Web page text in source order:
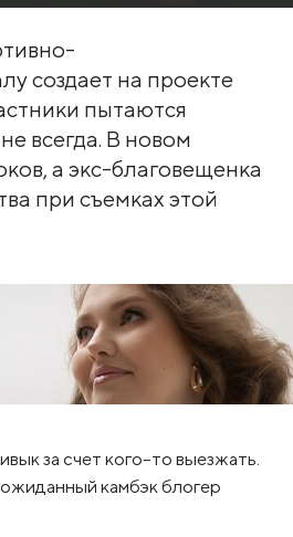
создает на проекте
пытаются
всегда. В новом
а экс-благовещенка
при съемках этой
за счет кого-то выезжать.
камбэк блогер